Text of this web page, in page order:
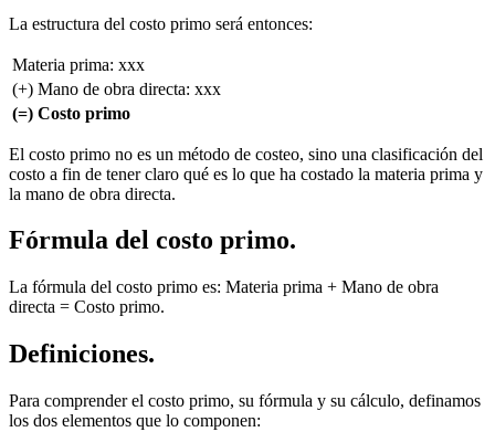
La estructura del costo primo será entonces:
Materia prima: xxx
(+) Mano de obra directa: xxx
(=) Costo primo
El costo primo no es un método de costeo, sino una clasificación del
costo a fin de tener claro qué es lo que ha costado la materia prima y
la mano de obra directa.
Fórmula del costo primo.
La fórmula del costo primo es: Materia prima + Mano de obra
directa = Costo primo.
Definiciones.
Para comprender el costo primo, su fórmula y su cálculo, definamos
los dos elementos que lo componen: